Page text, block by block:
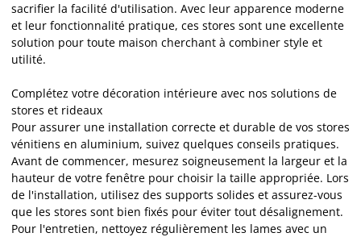
sacrifier la facilité d'utilisation. Avec leur apparence moderne
et leur fonctionnalité pratique, ces stores sont une excellente
solution pour toute maison cherchant à combiner style et
utilité.
Complétez votre décoration intérieure avec nos solutions de
stores et rideaux
Pour assurer une installation correcte et durable de vos stores
vénitiens en aluminium, suivez quelques conseils pratiques.
Avant de commencer, mesurez soigneusement la largeur et la
hauteur de votre fenêtre pour choisir la taille appropriée. Lors
de l'installation, utilisez des supports solides et assurez-vous
que les stores sont bien fixés pour éviter tout désalignement.
Pour l'entretien, nettoyez régulièrement les lames avec un